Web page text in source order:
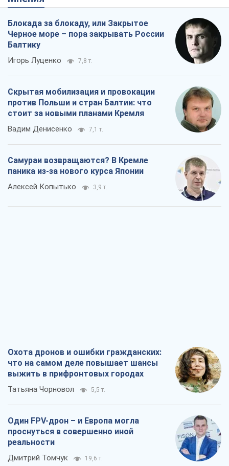
Блокада за блокаду, или Закрытое
Черное море – пора закрывать России
Балтику
Игорь Луценко 7,8 т.
Скрытая мобилизация и провокации
против Польши и стран Балтии: что
стоит за новыми планами Кремля
Вадим Денисенко 7,1 т.
Самураи возвращаются? В Кремле
паника из-за нового курса Японии
Алексей Копытько 3,9 т.
Охота дронов и ошибки гражданских:
что на самом деле повышает шансы
выжить в прифронтовых городах
Татьяна Чорновол 5,5 т.
Один FPV-дрон – и Европа могла
проснуться в совершенно иной
реальности
Дмитрий Томчук 19,6 т.